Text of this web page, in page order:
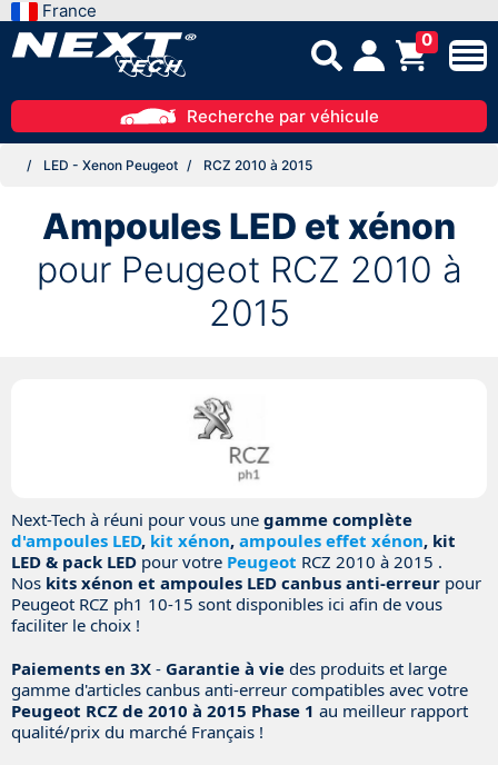
France
0
Recherche par véhicule
LED - Xenon Peugeot RCZ 2010 à 2015
Ampoules LED et xénon
pour Peugeot RCZ 2010 à
2015
Next-Tech à réuni pour vous une gamme complète
d'ampoules LED, kit xénon, ampoules effet xénon, kit
LED & pack LED pour votre Peugeot RCZ 2010 à 2015 .
Nos kits xénon et ampoules LED canbus anti-erreur pour
Peugeot RCZ ph1 10-15 sont disponibles ici afin de vous
faciliter le choix !
Paiements en 3X - Garantie à vie des produits et large
gamme d'articles canbus anti-erreur compatibles avec votre
Peugeot RCZ de 2010 à 2015 Phase 1 au meilleur rapport
qualité/prix du marché Français !